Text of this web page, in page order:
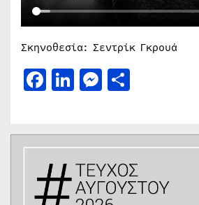
Σκηνοθεσία: Σεντρίκ Γκρουά
Facebook
LinkedIn
Messenger